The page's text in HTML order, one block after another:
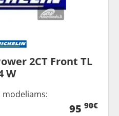
2CT Front TL
W
95 90€